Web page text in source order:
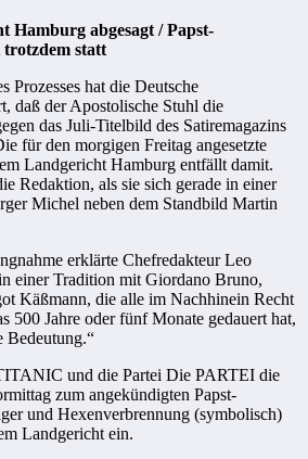
Hamburg abgesagt / Papst-
statt
Prozesses hat die Deutsche
daß der Apostolische Stuhl die
das Juli-Titelbild des Satiremagazins
für den morgigen Freitag angesetzte
Landgericht Hamburg entfällt damit.
Redaktion, als sie sich gerade in einer
Michel neben dem Standbild Martin
erklärte Chefredakteur Leo
einer Tradition mit Giordano Bruno,
Käßmann, die alle im Nachhinein Recht
500 Jahre oder fünf Monate gedauert hat,
Bedeutung.“
und die Partei Die PARTEI die
zum angekündigten Papst-
und Hexenverbrennung (symbolisch)
Landgericht ein.